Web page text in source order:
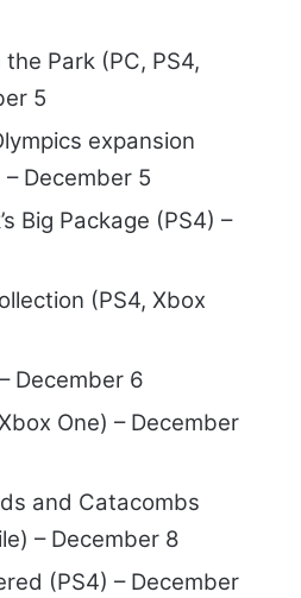
Park (PC, PS4,
5
expansion
– December 5
Big Package (PS4) –
(PS4, Xbox
December 6
One) – December
and Catacombs
– December 8
(PS4) – December